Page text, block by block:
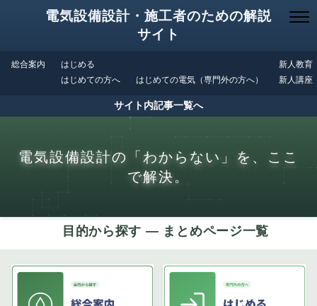
電気設備設計・施工者のための解説
サイト
総合案内
はじめる
はじめての方へ
はじめての電気（専門外の方へ）
新人教育
新人講座
サイト内記事一覧へ
電気設備設計の「わからない」を、ここ
で解決。